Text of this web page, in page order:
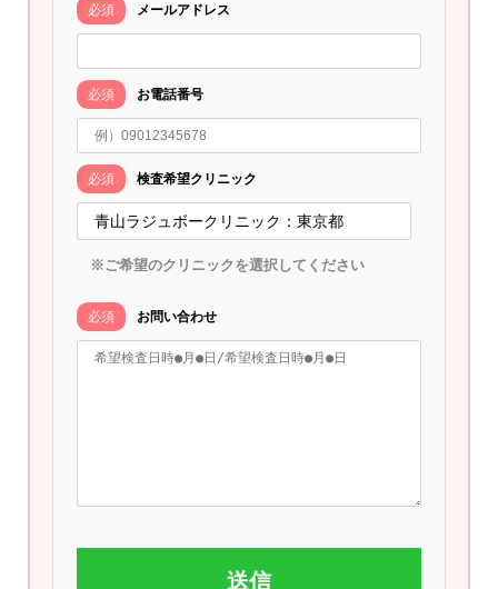
必須 メールアドレス
必須 お電話番号
必須 検査希望クリニック
※ご希望のクリニックを選択してください
必須 お問い合わせ